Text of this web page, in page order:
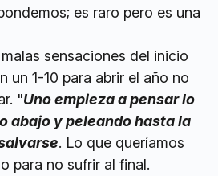
es raro pero es una
sensaciones del inicio
un 1-10 para abrir el año no
"Uno empieza a pensar lo
abajo y peleando hasta la
. Lo que queríamos
para no sufrir al final.